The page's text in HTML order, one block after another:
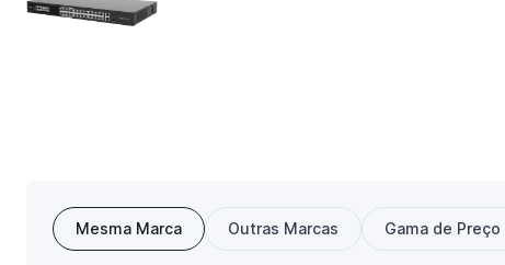
Mesma Marca Outras Marcas Gama de Preço